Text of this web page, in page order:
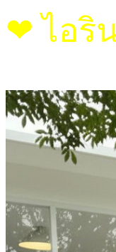
❤︎ ไอริ